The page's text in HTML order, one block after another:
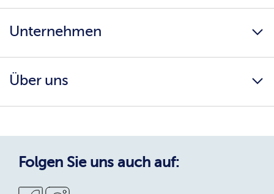
bofrost* Home
Ernährungsberatung
Infos & Downloads
Unternehmen
AGB
Cookie-Richtlinie
Über uns
Neukunde bei bofrost*
Folgen Sie uns auch auf: